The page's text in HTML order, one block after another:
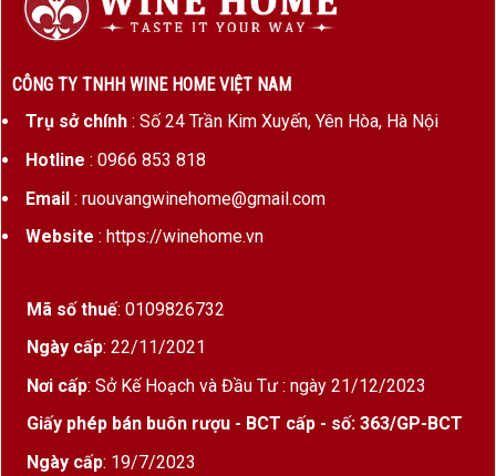
CÔNG TY TNHH WINE HOME VIỆT NAM
Trụ sở chính: Số 24 Trần Kim Xuyến, Yên Hòa, Hà Nội
Hotline : 0966 853 818
Email: ruouvangwinehome@gmail.com
Website : https://winehome.vn
Mã số thuế: 0109826732
Ngày cấp: 22/11/2021
Nơi cấp: Sở Kế Hoạch và Đầu Tư : ngày 21/12/2023
Giấy phép bán buôn rượu - BCT cấp - số: 363/GP-BCT
Ngày cấp: 19/7/2023